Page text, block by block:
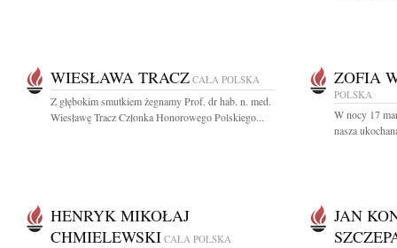
WIESŁAWA TRACZ CAŁA POLSKA
Z głębokim smutkiem żegnamy Prof. dr hab. n. med.
Wiesławę Tracz Członka Honorowego Polskiego...
ZOFIA
POLSKA
W nocy 17
nasza
HENRYK MIKOŁAJ
CHMIELEWSKI CAŁA POLSKA
JAN